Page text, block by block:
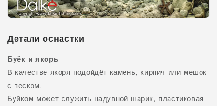
Детали оснастки
Буёк и якорь
В качестве якоря подойдёт камень, кирпич или мешок
с песком.
Буйком может служить надувной шарик, пластиковая